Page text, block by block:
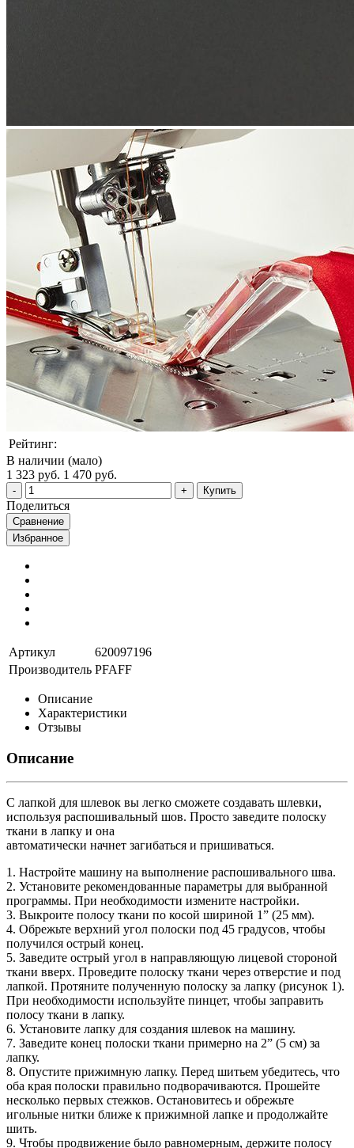
Рейтинг:
В наличии (мало)
1 323 руб. 1 470 руб.
Купить
Поделиться
Сравнение
Избранное
Артикул
620097196
Производитель PFAFF
Описание
Характеристики
Отзывы
Описание
С лапкой для шлевок вы легко сможете создавать шлевки,
используя распошивальный шов. Просто заведите полоску
ткани в лапку и она
автоматически начнет загибаться и пришиваться.
1. Настройте машину на выполнение распошивального шва.
2. Установите рекомендованные параметры для выбранной
программы. При необходимости измените настройки.
3. Выкроите полосу ткани по косой шириной 1” (25 мм).
4. Обрежьте верхний угол полоски под 45 градусов, чтобы
получился острый конец.
5. Заведите острый угол в направляющую лицевой стороной
ткани вверх. Проведите полоску ткани через отверстие и под
лапкой. Протяните полученную полоску за лапку (рисунок 1).
При необходимости используйте пинцет, чтобы заправить
полосу ткани в лапку.
6. Установите лапку для создания шлевок на машину.
7. Заведите конец полоски ткани примерно на 2” (5 см) за
лапку.
8. Опустите прижимную лапку. Перед шитьем убедитесь, что
оба края полоски правильно подворачиваются. Прошейте
несколько первых стежков. Остановитесь и обрежьте
игольные нитки ближе к прижимной лапке и продолжайте
шить.
9. Чтобы продвижение было равномерным, держите полосу